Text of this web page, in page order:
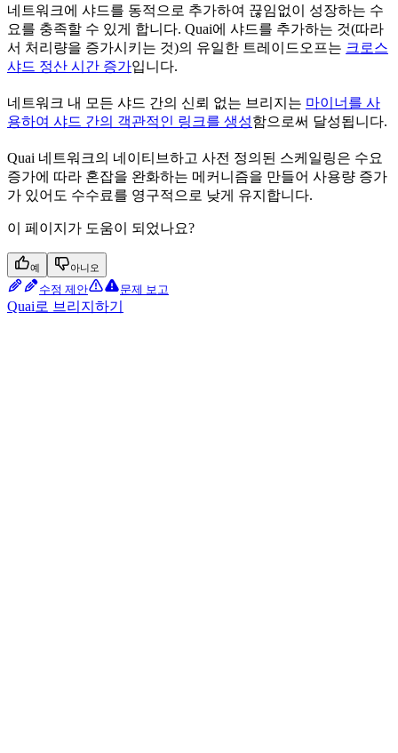
네트워크에 샤드를 동적으로 추가하여 끊임없이 성장하는 수
요를 충족할 수 있게 합니다. Quai에 샤드를 추가하는 것(따라
서 처리량을 증가시키는 것)의 유일한 트레이드오프는 크로스
샤드 정산 시간 증가입니다.
네트워크 내 모든 샤드 간의 신뢰 없는 브리지는 마이너를 사
용하여 샤드 간의 객관적인 링크를 생성함으로써 달성됩니다.
Quai 네트워크의 네이티브하고 사전 정의된 스케일링은 수요
증가에 따라 혼잡을 완화하는 메커니즘을 만들어 사용량 증가
가 있어도 수수료를 영구적으로 낮게 유지합니다.
이 페이지가 도움이 되었나요?
예 아니오
수정 제안 문제 보고
Quai로 브리지하기